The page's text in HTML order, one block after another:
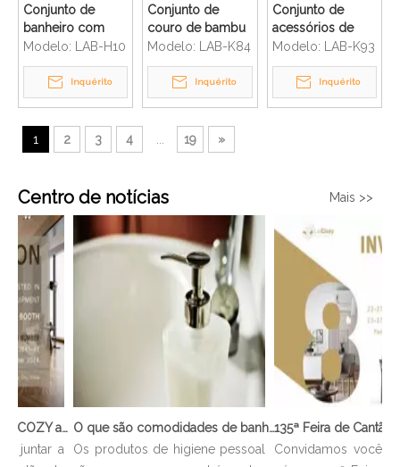
Conjunto de
banheiro com
caixa de tecido
para lixo de hotel
de luxo
Modelo: LAB-H10
Inquérito
Conjunto de
couro de bambu
personalizado
para quarto do
Hilton Hotel
Modelo: LAB-K84
Inquérito
Conjunto de
acessórios de
madeira
personalizados
para quartos de
hóspedes de
Modelo: LAB-K93
Inquérito
1 2 3 4 ... 19 »
Centro de notícias Mais >>
136ª Feira de Cantão: LAICOZY apresenta o futuro dos móveis para hotéis e utensílios de buffet
juntar a
O que são comodidades de banheiro?
Os produtos de higiene pessoal
Convidamos você a